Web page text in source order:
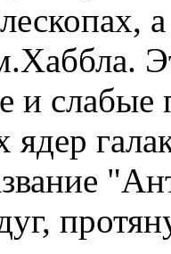
и слабые
ядер